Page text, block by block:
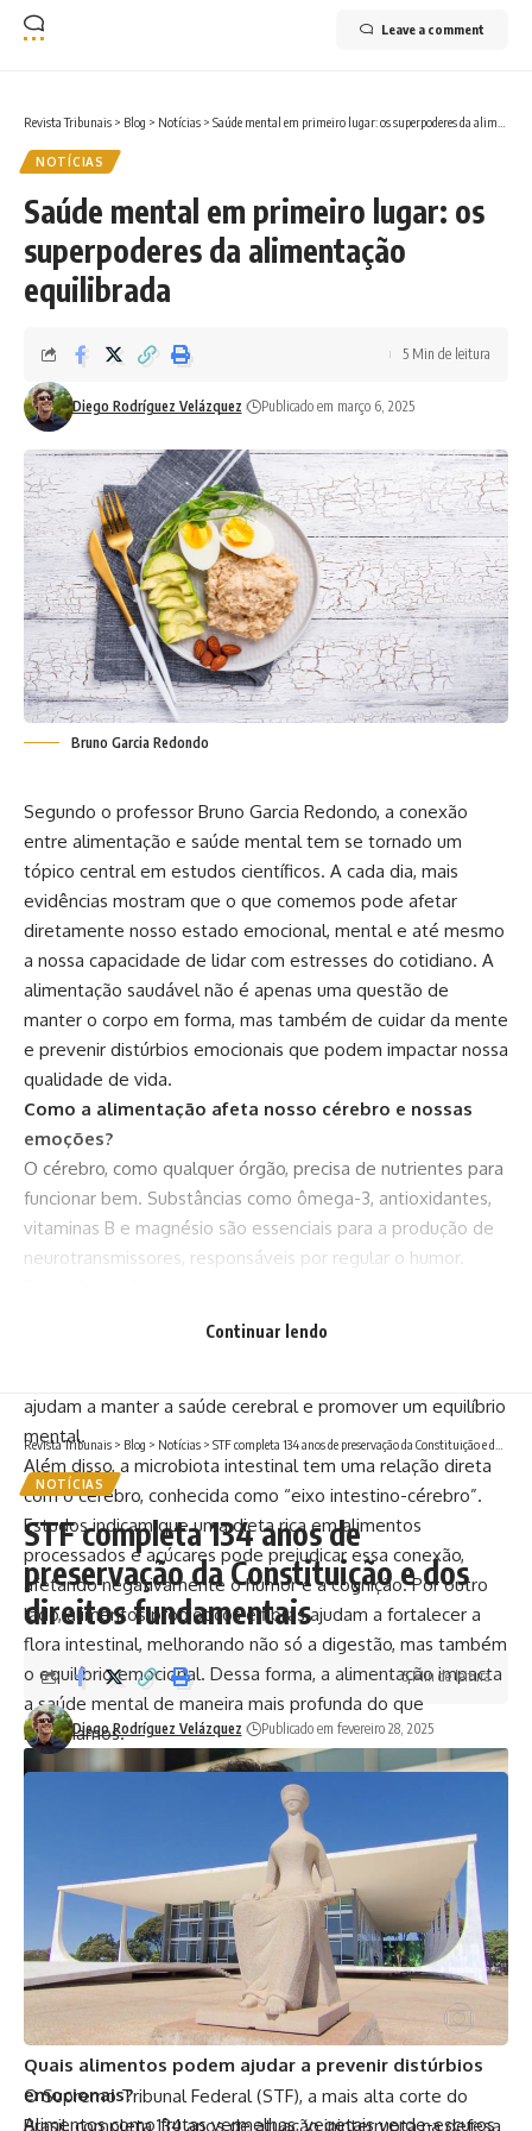
Leave a comment
Revista Tribunais > Blog > Notícias > Saúde mental em primeiro lugar: os superpoderes da alimentação equilibrada
NOTÍCIAS
Saúde mental em primeiro lugar: os
superpoderes da alimentação
equilibrada
Diego Rodríguez Velázquez Publicado em março 6, 2025
5 Min de leitura
Bruno Garcia Redondo
Segundo o professor Bruno Garcia Redondo, a conexão
entre alimentação e saúde mental tem se tornado um
tópico central em estudos científicos. A cada dia, mais
evidências mostram que o que comemos pode afetar
diretamente nosso estado emocional, mental e até mesmo
a nossa capacidade de lidar com estresses do cotidiano. A
alimentação saudável não é apenas uma questão de
manter o corpo em forma, mas também de cuidar da mente
e prevenir distúrbios emocionais que podem impactar nossa
qualidade de vida.
Como a alimentação afeta nosso cérebro e nossas
emoções?
O cérebro, como qualquer órgão, precisa de nutrientes para
funcionar bem. Substâncias como ômega-3, antioxidantes,
vitaminas B e magnésio são essenciais para a produção de
neurotransmissores, responsáveis por regular o humor.
ajudam a manter a saúde cerebral e promover um equilíbrio
mental.
Além disso, a microbiota intestinal tem uma relação direta
com o cérebro, conhecida como “eixo intestino-cérebro”.
Estudos indicam que uma dieta rica em alimentos
processados e açúcares pode prejudicar essa conexão,
afetando negativamente o humor e a cognição. Por outro
lado, alimentos probióticos e fibras ajudam a fortalecer a
flora intestinal, melhorando não só a digestão, mas também
o equilíbrio emocional. Dessa forma, a alimentação impacta
a saúde mental de maneira mais profunda do que
imaginamos.
Bruno Garcia Redondo
Quais alimentos podem ajudar a prevenir distúrbios
emocionais?
Alimentos como frutas vermelhas, vegetais verde-escuros
Continuar lendo
Revista Tribunais > Blog > Notícias > STF completa 134 anos de preservação da Constituição e dos direitos fundamentais
NOTÍCIAS
STF completa 134 anos de
preservação da Constituição e dos
direitos fundamentais
Diego Rodríguez Velázquez Publicado em fevereiro 28, 2025
5 Min de leitura
O Supremo Tribunal Federal (STF), a mais alta corte do
Brasil, completa 134 anos de atuação ininterrupta na defesa